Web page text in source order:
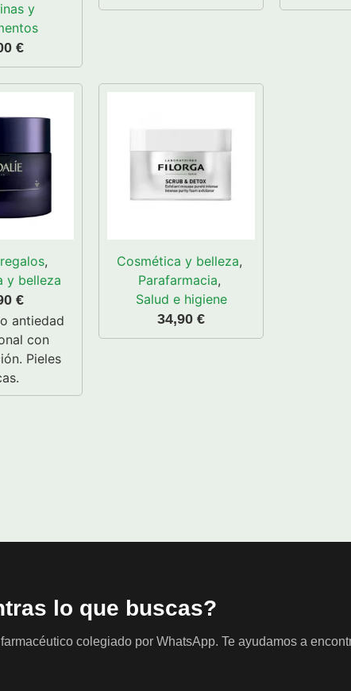
y
€
,
y belleza
€
antiedad
con
Pieles
Cosmética y belleza,
Parafarmacia,
Salud e higiene
34,90 €
lo que buscas?
colegiado por WhatsApp. Te ayudamos a